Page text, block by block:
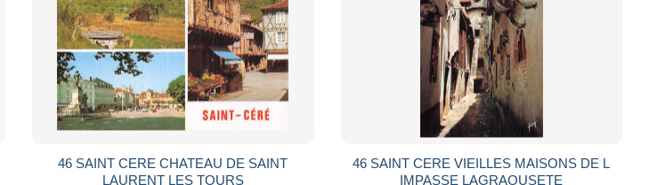
46 SAINT CERE CHATEAU DE SAINT
LAURENT LES TOURS
46 SAINT CERE VIEILLES MAISONS DE L
IMPASSE LAGRAOUSETE